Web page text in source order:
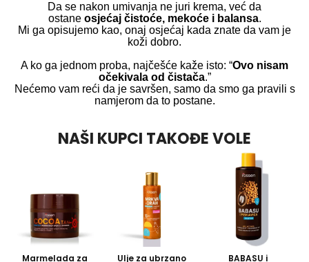
Da se nakon umivanja ne juri krema, već da
ostane osjećaj čistoće, mekoće i balansa.
Mi ga opisujemo kao, onaj osjećaj kada znate da vam je
koži dobro.
A ko ga jednom proba, najčešće kaže isto: “Ovo nisam
očekivala od čistača.”
Nećemo vam reći da je savršen, samo da smo ga pravili s
namjerom da to postane.
NAŠI KUPCI TAKOĐE VOLE
Marmelada za Ulje za ubrzano BABASU i